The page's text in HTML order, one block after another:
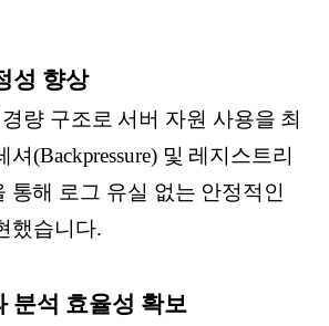
성 향상
량 구조로 서버 자원 사용을 최
(Backpressure) 및 레지스트리
통해 로그 유실 없는 안정적인
했습니다.
분석 효율성 확보